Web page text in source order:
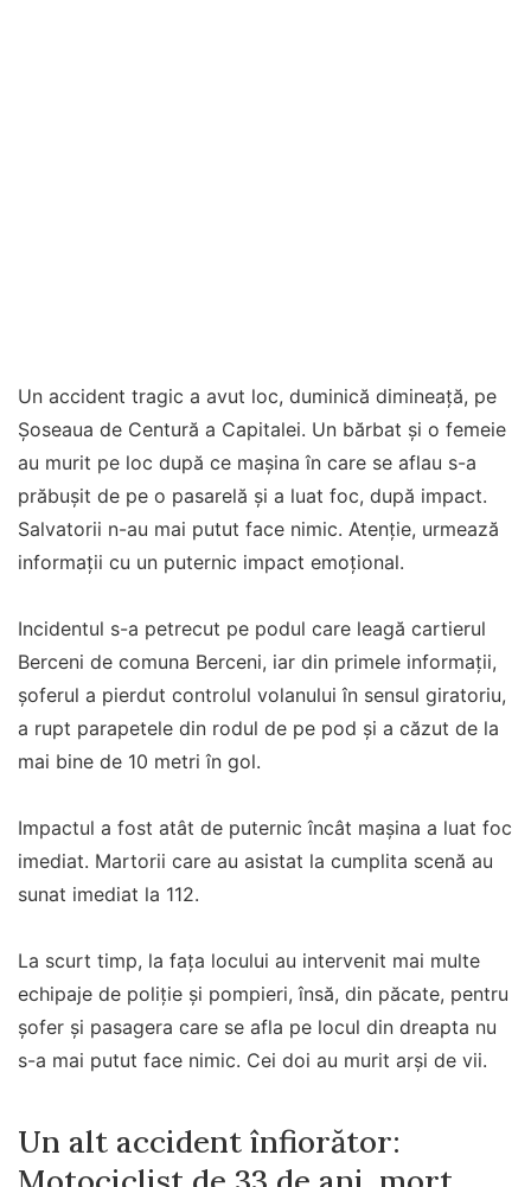
Un accident tragic a avut loc, duminică dimineață, pe
Șoseaua de Centură a Capitalei. Un bărbat și o femeie
au murit pe loc după ce mașina în care se aflau s-a
prăbușit de pe o pasarelă și a luat foc, după impact.
Salvatorii n-au mai putut face nimic. Atenție, urmează
informații cu un puternic impact emoțional.
Incidentul s-a petrecut pe podul care leagă cartierul
Berceni de comuna Berceni, iar din primele informații,
șoferul a pierdut controlul volanului în sensul giratoriu,
a rupt parapetele din rodul de pe pod și a căzut de la
mai bine de 10 metri în gol.
Impactul a fost atât de puternic încât mașina a luat foc
imediat. Martorii care au asistat la cumplita scenă au
sunat imediat la 112.
La scurt timp, la fața locului au intervenit mai multe
echipaje de poliție și pompieri, însă, din păcate, pentru
șofer și pasagera care se afla pe locul din dreapta nu
s-a mai putut face nimic. Cei doi au murit arși de vii.
Un alt accident înfiorător: